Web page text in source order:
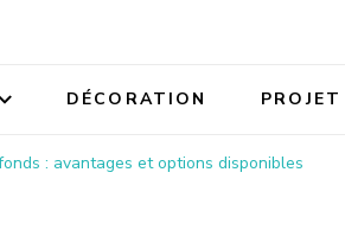
DÉCORATION
: avantages et options disponibles